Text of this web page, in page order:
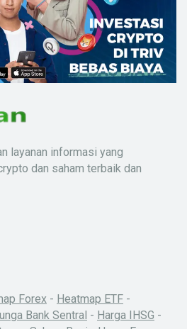
layanan informasi yang
dan saham terbaik dan
Forex - Heatmap ETF -
Bank Sentral - Harga IHSG -